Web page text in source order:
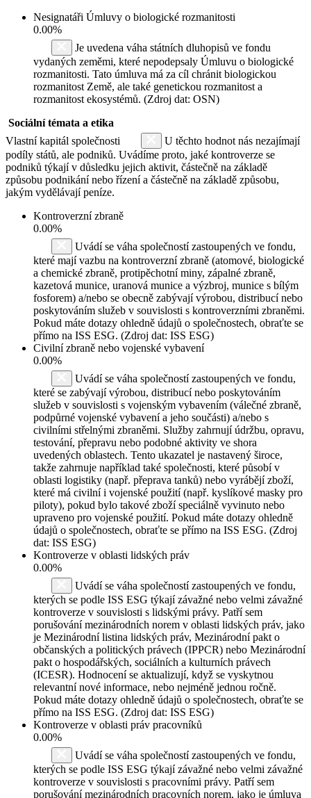
Nesignatáři Úmluvy o biologické rozmanitosti
0.00%
Je uvedena váha státních dluhopisů ve fondu
vydaných zeměmi, které nepodepsaly Úmluvu o biologické
rozmanitosti. Tato úmluva má za cíl chránit biologickou
rozmanitost Země, ale také genetickou rozmanitost a
rozmanitost ekosystémů. (Zdroj dat: OSN)
Sociální témata a etika
Vlastní kapitál společnosti
U těchto hodnot nás nezajímají
podíly států, ale podniků. Uvádíme proto, jaké kontroverze se
podniků týkají v důsledku jejich aktivit, částečně na základě
způsobu podnikání nebo řízení a částečně na základě způsobu,
jakým vydělávají peníze.
Kontroverzní zbraně
0.00%
Uvádí se váha společností zastoupených ve fondu,
které mají vazbu na kontroverzní zbraně (atomové, biologické
a chemické zbraně, protipěchotní miny, zápalné zbraně,
kazetová munice, uranová munice a výzbroj, munice s bílým
fosforem) a/nebo se obecně zabývají výrobou, distribucí nebo
poskytováním služeb v souvislosti s kontroverzními zbraněmi.
Pokud máte dotazy ohledně údajů o společnostech, obraťte se
přímo na ISS ESG. (Zdroj dat: ISS ESG)
Civilní zbraně nebo vojenské vybavení
0.00%
Uvádí se váha společností zastoupených ve fondu,
které se zabývají výrobou, distribucí nebo poskytováním
služeb v souvislosti s vojenským vybavením (válečné zbraně,
podpůrné vojenské vybavení a jeho součásti) a/nebo s
civilními střelnými zbraněmi. Služby zahrnují údržbu, opravu,
testování, přepravu nebo podobné aktivity ve shora
uvedených oblastech. Tento ukazatel je nastavený široce,
takže zahrnuje například také společnosti, které působí v
oblasti logistiky (např. přeprava tanků) nebo vyrábějí zboží,
které má civilní i vojenské použití (např. kyslíkové masky pro
piloty), pokud bylo takové zboží speciálně vyvinuto nebo
upraveno pro vojenské použití. Pokud máte dotazy ohledně
údajů o společnostech, obraťte se přímo na ISS ESG. (Zdroj
dat: ISS ESG)
Kontroverze v oblasti lidských práv
0.00%
Uvádí se váha společností zastoupených ve fondu,
kterých se podle ISS ESG týkají závažné nebo velmi závažné
kontroverze v souvislosti s lidskými právy. Patří sem
porušování mezinárodních norem v oblasti lidských práv, jako
je Mezinárodní listina lidských práv, Mezinárodní pakt o
občanských a politických právech (IPPCR) nebo Mezinárodní
pakt o hospodářských, sociálních a kulturních právech
(ICESR). Hodnocení se aktualizují, když se vyskytnou
relevantní nové informace, nebo nejméně jednou ročně.
Pokud máte dotazy ohledně údajů o společnostech, obraťte se
přímo na ISS ESG. (Zdroj dat: ISS ESG)
Kontroverze v oblasti práv pracovníků
0.00%
Uvádí se váha společností zastoupených ve fondu,
kterých se podle ISS ESG týkají závažné nebo velmi závažné
kontroverze v souvislosti s pracovními právy. Patří sem
porušování mezinárodních pracovních norem, jako je úmluva